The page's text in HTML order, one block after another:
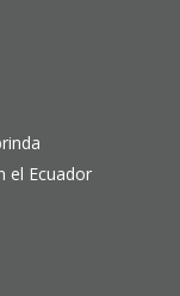
el Ecuador